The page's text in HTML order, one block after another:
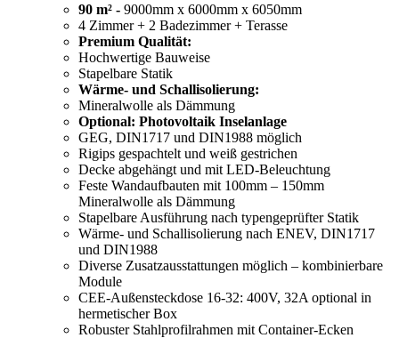
90 m² - 9000mm x 6000mm x 6050mm
4 Zimmer + 2 Badezimmer + Terasse
Premium Qualität:
Hochwertige Bauweise
Stapelbare Statik
Wärme- und Schallisolierung:
Mineralwolle als Dämmung
Optional: Photovoltaik Inselanlage
GEG, DIN1717 und DIN1988 möglich
Rigips gespachtelt und weiß gestrichen
Decke abgehängt und mit LED-Beleuchtung
Feste Wandaufbauten mit 100mm – 150mm
Mineralwolle als Dämmung
Stapelbare Ausführung nach typengeprüfter Statik
Wärme- und Schallisolierung nach ENEV, DIN1717
und DIN1988
Diverse Zusatzausstattungen möglich – kombinierbare
Module
CEE-Außensteckdose 16-32: 400V, 32A optional in
hermetischer Box
Robuster Stahlprofilrahmen mit Container-Ecken